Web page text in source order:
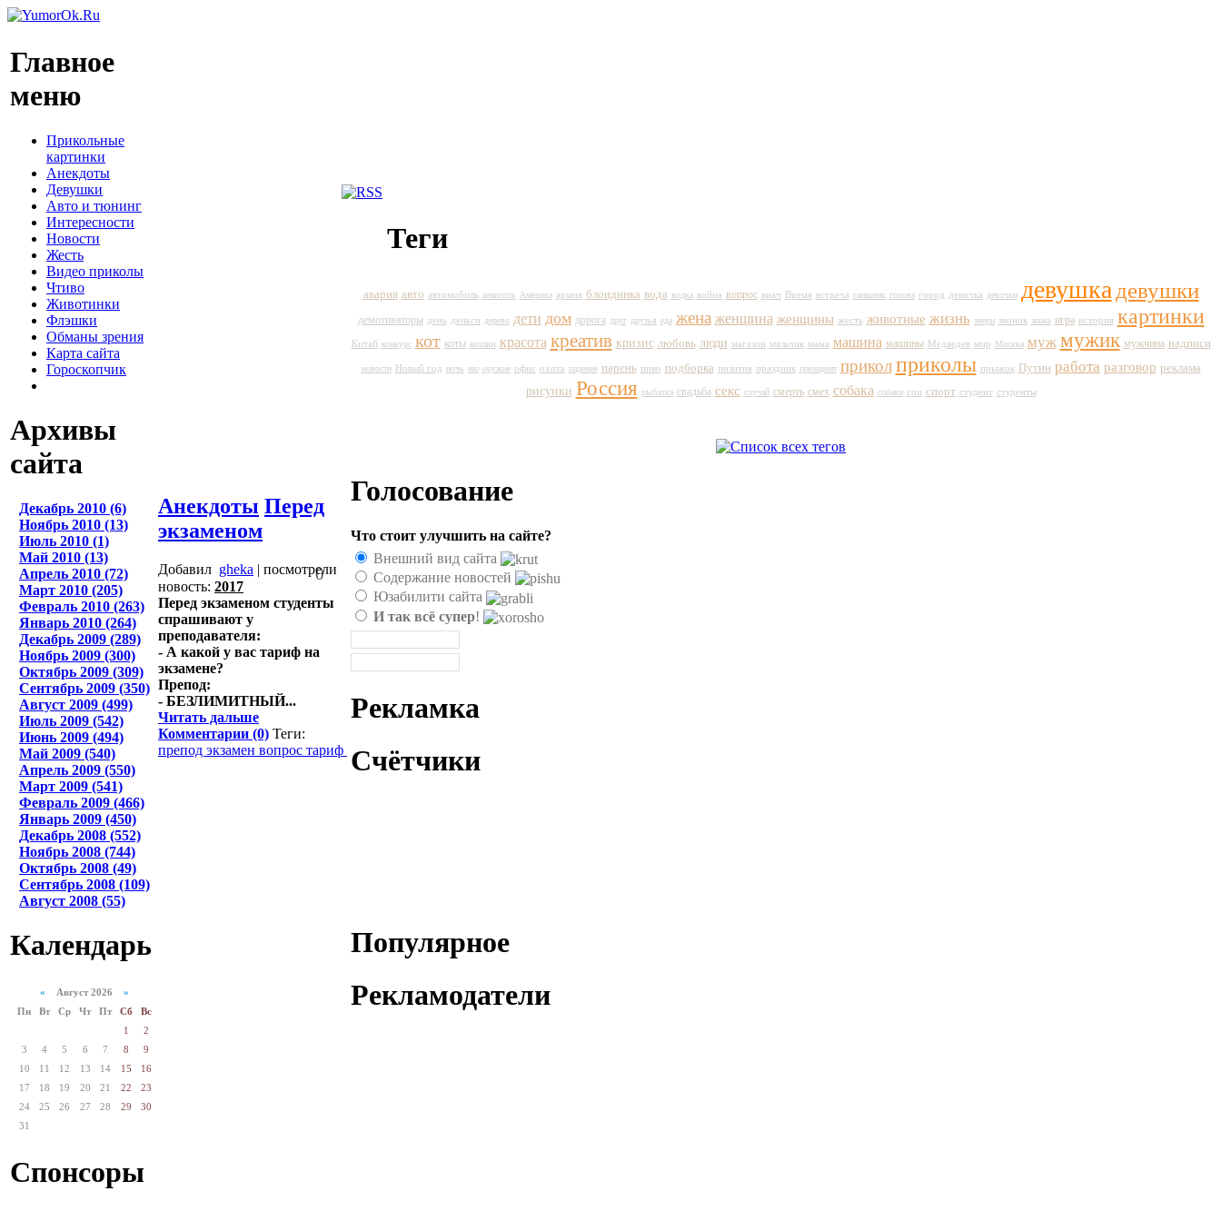
Главное
меню
Прикольные
картинки
Анекдоты
Девушки
Авто и тюнинг
Интересности
Новости
Жесть
Видео приколы
Чтиво
Животинки
Флэшки
Обманы зрения
Карта сайта
Гороскопчик
Архивы
сайта
Декабрь 2010 (6)
Ноябрь 2010 (13)
Июль 2010 (1)
Май 2010 (13)
Апрель 2010 (72)
Март 2010 (205)
Февраль 2010 (263)
Январь 2010 (264)
Декабрь 2009 (289)
Ноябрь 2009 (300)
Октябрь 2009 (309)
Сентябрь 2009 (350)
Август 2009 (499)
Июль 2009 (542)
Июнь 2009 (494)
Май 2009 (540)
Апрель 2009 (550)
Март 2009 (541)
Февраль 2009 (466)
Январь 2009 (450)
Декабрь 2008 (552)
Ноябрь 2008 (744)
Октябрь 2008 (49)
Сентябрь 2008 (109)
Август 2008 (55)
Календарь
« Август 2026 »
Пн
Вт Ср Чт Пт Сб
Вс
1
2
3
4 5 6 7 8
9
10
11 12 13 14 15
16
17
18 19 20 21 22
23
24
25 26 27 28 29
30
31
Спонсоры
Анекдоты Перед
экзаменом
0
Добавил gheka | посмотрели
новость: 2017
Перед экзаменом студенты
спрашивают у
преподавателя:
- А какой у вас тариф на
экзамене?
Препод:
- БЕЗЛИМИТНЫЙ...
Читать дальше
Комментарии (0) Теги:
препод экзамен вопрос тариф
Теги
авария авто автомобиль алкоголь Америка армия блондинка вода водка война вопрос врач Время встреча гаишник голова город девочка девочки девушка девушки
демотиваторы день деньги дерево дети дом дорога друг друзья еда жена женщина женщины жесть животные жизнь звери звонок зима игра история картинки
Китай конкурс кот коты кошки красота креатив кризис любовь люди магазин мальчик мама машина машины Медведев мир Москва муж мужик мужчина надписи
новости Новый год ночь ню оружие офис охота падение парень пиво подборка позитив праздник президент прикол приколы прыжок Путин работа разговор реклама
рисунки Россия рыбалка свадьба секс случай смерть смех собака собаки сон спорт студент студенты
Голосование
Что стоит улучшить на сайте?
Внешний вид сайта
Содержание новостей
Юзабилити сайта
И так всё супер!
Рекламка
Счётчики
Популярное
Рекламодатели